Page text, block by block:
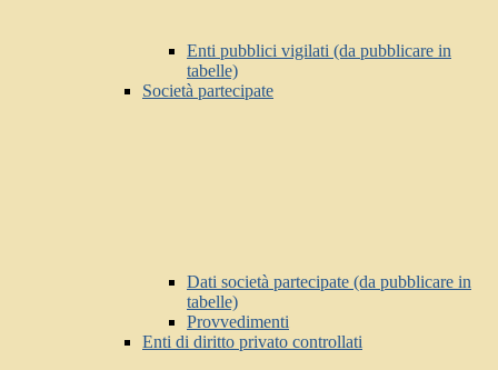
Enti pubblici vigilati (da pubblicare in
tabelle)
Società partecipate
Dati società partecipate (da pubblicare in
tabelle)
Provvedimenti
Enti di diritto privato controllati